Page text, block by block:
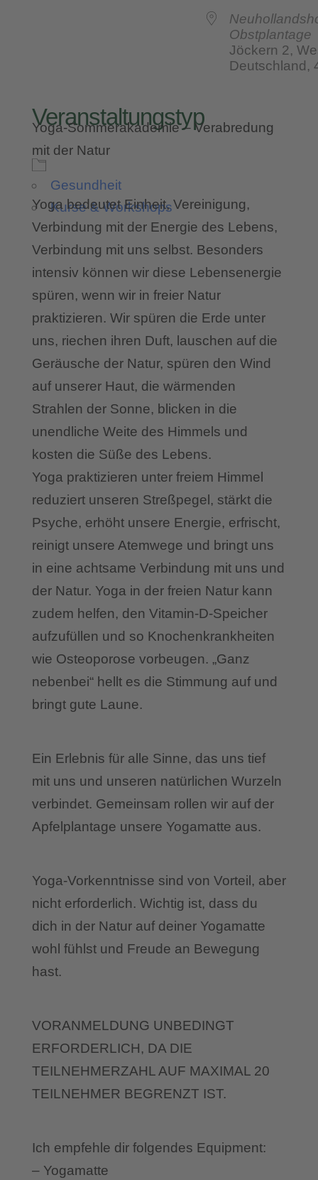
Veranstaltungstyp
Gesundheit
Kurse & Workshops
Obstplantage
Jöckern 2,
Deutschland,
Yoga-Sommerakademie – Verabredung
mit der Natur
Yoga bedeutet Einheit, Vereinigung,
Verbindung mit der Energie des Lebens,
Verbindung mit uns selbst. Besonders
intensiv können wir diese Lebensenergie
spüren, wenn wir in freier Natur
praktizieren. Wir spüren die Erde unter
uns, riechen ihren Duft, lauschen auf die
Geräusche der Natur, spüren den Wind
auf unserer Haut, die wärmenden
Strahlen der Sonne, blicken in die
unendliche Weite des Himmels und
kosten die Süße des Lebens.
Yoga praktizieren unter freiem Himmel
reduziert unseren Streßpegel, stärkt die
Psyche, erhöht unsere Energie, erfrischt,
reinigt unsere Atemwege und bringt uns
in eine achtsame Verbindung mit uns und
der Natur. Yoga in der freien Natur kann
zudem helfen, den Vitamin-D-Speicher
aufzufüllen und so Knochenkrankheiten
wie Osteoporose vorbeugen. „Ganz
nebenbei“ hellt es die Stimmung auf und
bringt gute Laune.
Ein Erlebnis für alle Sinne, das uns tief
mit uns und unseren natürlichen Wurzeln
verbindet. Gemeinsam rollen wir auf der
Apfelplantage unsere Yogamatte aus.
Yoga-Vorkenntnisse sind von Vorteil, aber
nicht erforderlich. Wichtig ist, dass du
dich in der Natur auf deiner Yogamatte
wohl fühlst und Freude an Bewegung
hast.
VORANMELDUNG UNBEDINGT
ERFORDERLICH, DA DIE
TEILNEHMERZAHL AUF MAXIMAL 20
TEILNEHMER BEGRENZT IST.
Ich empfehle dir folgendes Equipment:
– Yogamatte